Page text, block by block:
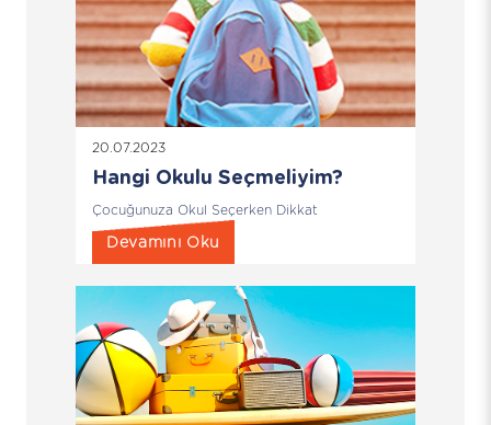
20.07.2023
Hangi Okulu Seçmeliyim?
Çocuğunuza Okul Seçerken Dikkat
Devamını Oku